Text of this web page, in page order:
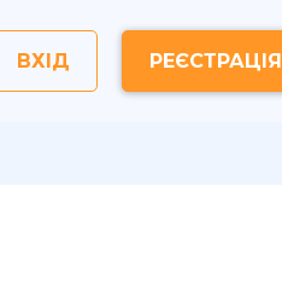
ВХІД РЕЄСТРАЦІЯ